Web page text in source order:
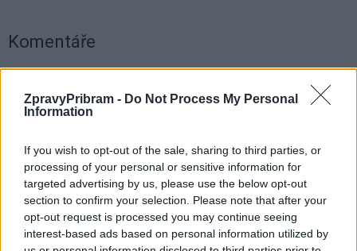
ZpravyPribram - Do Not Process My Personal
Information
If you wish to opt-out of the sale, sharing to third parties, or
processing of your personal or sensitive information for
targeted advertising by us, please use the below opt-out
section to confirm your selection. Please note that after your
opt-out request is processed you may continue seeing
interest-based ads based on personal information utilized by
Komentáře
Příbram